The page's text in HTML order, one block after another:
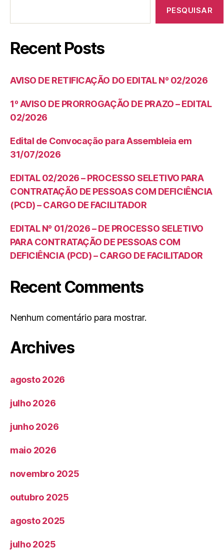
PESQUISAR
Recent Posts
AVISO DE RETIFICAÇÃO DO EDITAL Nº 02/2026
1º AVISO DE PRORROGAÇÃO DE PRAZO – EDITAL
02/2026
Edital de Convocação para Assembleia em
31/07/2026
EDITAL 02/2026 – PROCESSO SELETIVO PARA
CONTRATAÇÃO DE PESSOAS COM DEFICIÊNCIA
(PCD) – CARGO DE FACILITADOR
EDITAL Nº 01/2026 – DE PROCESSO SELETIVO
PARA CONTRATAÇÃO DE PESSOAS COM
DEFICIÊNCIA (PCD) – CARGO DE FACILITADOR
Recent Comments
Nenhum comentário para mostrar.
Archives
agosto 2026
julho 2026
junho 2026
maio 2026
novembro 2025
outubro 2025
agosto 2025
julho 2025